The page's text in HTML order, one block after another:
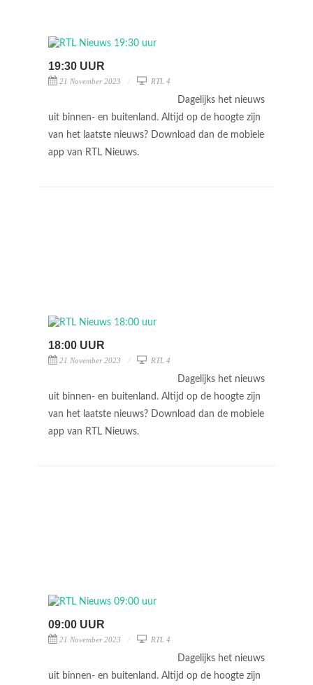
19:30 UUR
21 November 2023 RTL 4
Dagelijks het nieuws
uit binnen- en buitenland. Altijd op de hoogte zijn
van het laatste nieuws? Download dan de mobiele
app van RTL Nieuws.
18:00 UUR
21 November 2023 RTL 4
Dagelijks het nieuws
uit binnen- en buitenland. Altijd op de hoogte zijn
van het laatste nieuws? Download dan de mobiele
app van RTL Nieuws.
09:00 UUR
21 November 2023 RTL 4
Dagelijks het nieuws
uit binnen- en buitenland. Altijd op de hoogte zijn